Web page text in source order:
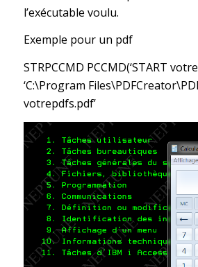
l’exécutable voulu.
Exemple pour un pdf
STRPCCMD PCCMD(‘START
‘C:\Program
votrepdfs.pdf’